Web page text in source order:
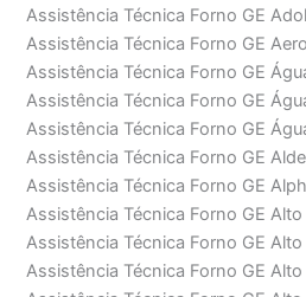
Assistência Técnica Forno GE
Assistência Técnica Forno GE
Assistência Técnica Forno GE
Assistência Técnica Forno GE
Assistência Técnica Forno GE
Assistência Técnica Forno GE
Assistência Técnica Forno GE
Assistência Técnica Forno GE
Assistência Técnica Forno GE Alto
Assistência Técnica Forno GE